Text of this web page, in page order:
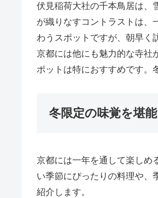
伏見稲荷大社の千本鳥居は、
が織りなすコントラストは、
わうスポットですが、朝早く
京都には他にも魅力的な寺社
ポットは特におすすめです。
冬限定の味覚を堪
京都には一年を通して楽しめ
い季節にぴったりの料理や、
紹介します。